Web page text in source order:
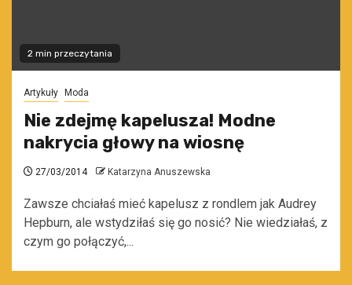
2 min przeczytania
Artykuły Moda
Nie zdejmę kapelusza! Modne
nakrycia głowy na wiosnę
27/03/2014 Katarzyna Anuszewska
Zawsze chciałaś mieć kapelusz z rondlem jak Audrey
Hepburn, ale wstydziłaś się go nosić? Nie wiedziałaś, z
czym go połączyć,...